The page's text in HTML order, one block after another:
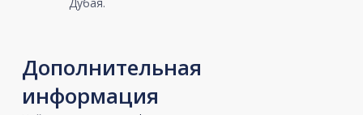
Дополнительная
информация